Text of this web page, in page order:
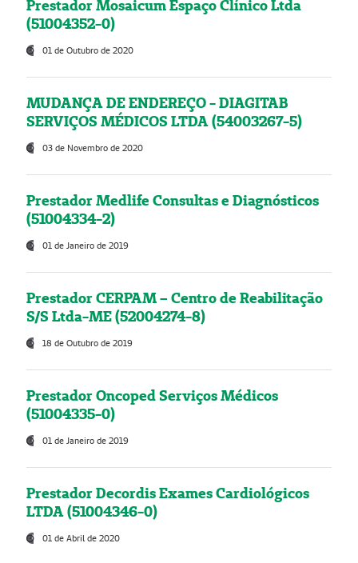
Prestador Mosaicum Espaço Clínico Ltda
(51004352-0)
01 de Outubro de 2020
MUDANÇA DE ENDEREÇO - DIAGITAB
SERVIÇOS MÉDICOS LTDA (54003267-5)
03 de Novembro de 2020
Prestador Medlife Consultas e Diagnósticos
(51004334-2)
01 de Janeiro de 2019
Prestador CERPAM – Centro de Reabilitação
S/S Ltda-ME (52004274-8)
18 de Outubro de 2019
Prestador Oncoped Serviços Médicos
(51004335-0)
01 de Janeiro de 2019
Prestador Decordis Exames Cardiológicos
LTDA (51004346-0)
01 de Abril de 2020